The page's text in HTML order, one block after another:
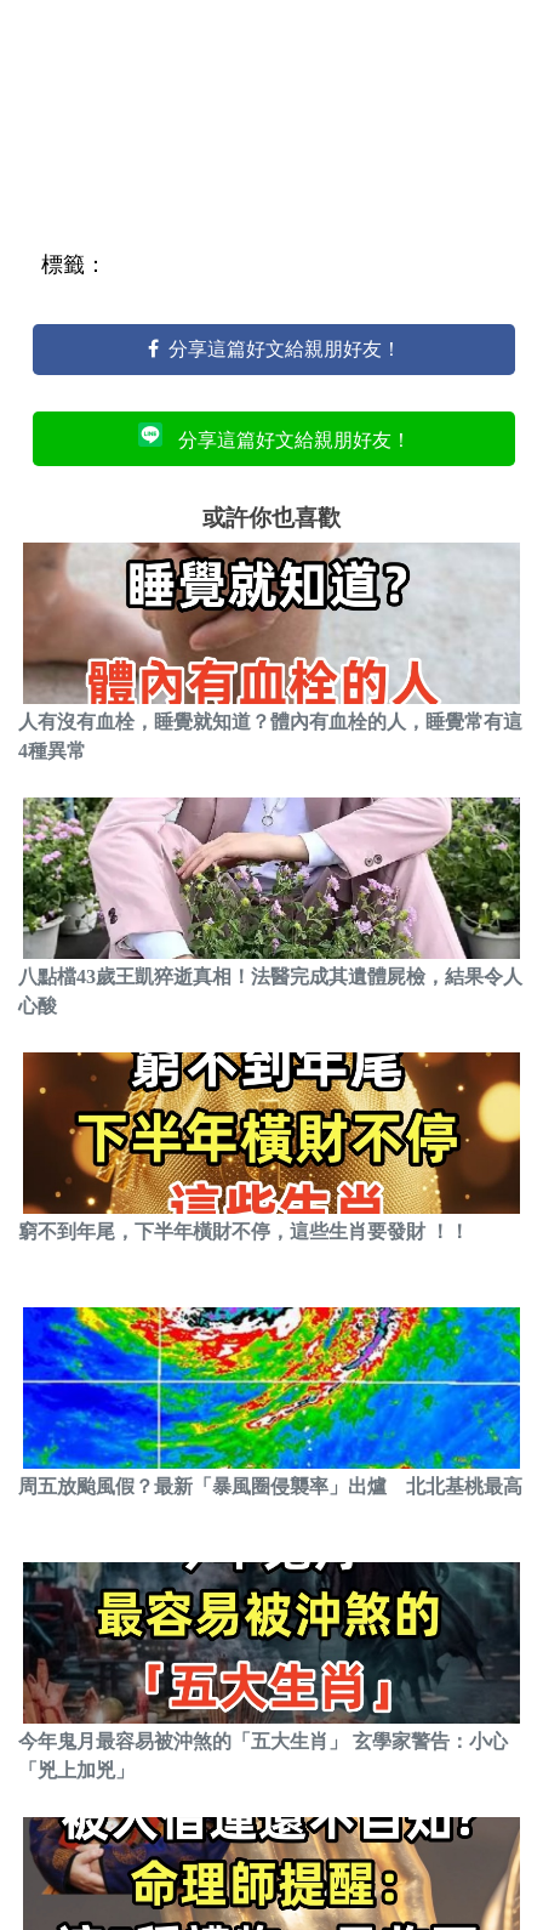
標籤：
分享這篇好文給親朋好友！
分享這篇好文給親朋好友！
或許你也喜歡
人有沒有血栓，睡覺就知道？體內有血栓的人，睡覺常有這
4種異常
八點檔43歲王凱猝逝真相！法醫完成其遺體屍檢，結果令人
心酸
窮不到年尾，下半年橫財不停，這些生肖要發財 ！！
周五放颱風假？最新「暴風圈侵襲率」出爐 北北基桃最高
今年鬼月最容易被沖煞的「五大生肖」 玄學家警告：小心
「兇上加兇」